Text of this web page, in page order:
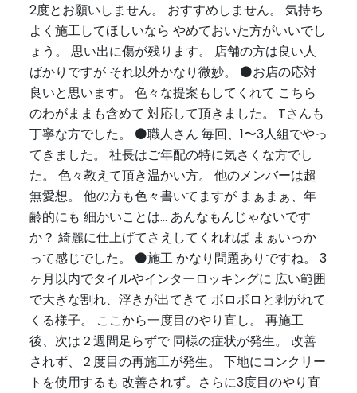
2度とお願いしません。 おすすめしません。 気持ち
よく施工してほしいなら やめておいた方がいいでし
ょう。 思い出に傷が残ります。 店舗の方は良い人
ばかりですが それ以外かなり微妙。 ⚫️お店の応対
良いと思います。 色々な提案もしてくれて こちら
のわがままも含めて 対応して頂きました。 Tさんも
丁寧な方でした。 ⚫️職人さん 毎回、1〜3人組でやっ
てきました。 社長はご年配の特に気さくな方でし
た。 色々教えて頂き温かい方。 他のメンバーは超
無愛想。 他の方も色々書いてますが まぁまぁ、年
齢的にも 細かいことは... あんなもんじゃないです
か？ 綺麗に仕上げてさえしてくれれば まぁいっか
って感じでした。 ⚫️施工 かなり問題ありですね。 3
ヶ月以内でタイルやインターロッキングに 広い範囲
で大きな割れ、浮きが出てきて ボロボロと剥がれて
くる様子。 ここから一度目のやり直し。 再施工
後、次は２週間足らずで 同様の症状が発生。 改善
されず、２度目の再施工が発生。 下地にコンクリー
トを使用するも 改善されず。さらに3度目のやり直